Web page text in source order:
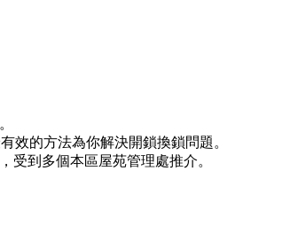
效的方法為你解決開鎖換鎖問題。
受到多個本區屋苑管理處推介。